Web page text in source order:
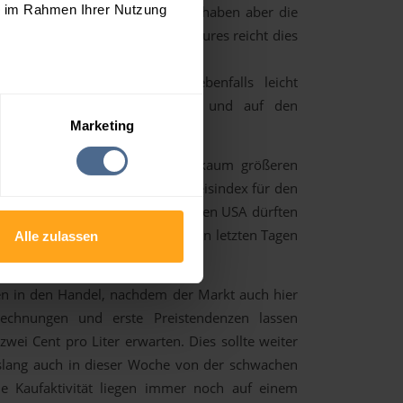
Rahmen Ihrer Nutzung
Marketing
Alle zulassen
globale Ölbestände, haben aber die
Trendwende bei den Öl-Futures reicht dies
Ölbestandsdaten fielen ebenfalls leicht
auf den IEA-Monatsreport und auf den
recht ruhigen Handel mit kaum größeren
Der deutsche Verbraucherpreisindex für den
der Erwartungen aus. Aus den USA dürften
aufgrund des Shutdowns in den letzten Tagen
in den Handel, nachdem der Markt auch hier
und erste Preistendenzen lassen
Cent pro Liter erwarten. Dies sollte weiter
auch in dieser Woche von der schwachen
Kaufaktivität liegen immer noch auf einem